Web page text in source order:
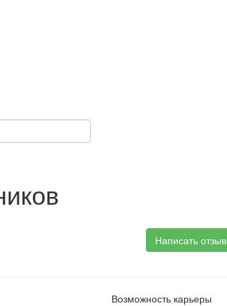
Написать отзыв
Возможность карьеры